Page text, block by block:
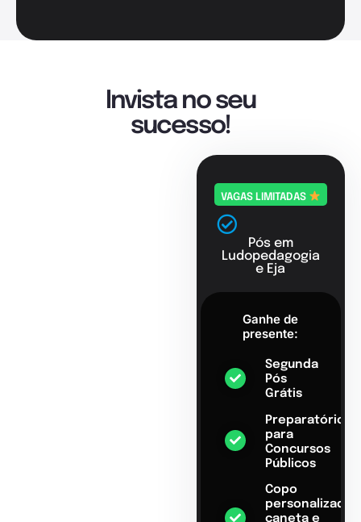
Invista no seu
sucesso!
VAGAS LIMITADAS
Pós em
Ludopedagogia
e Eja
Ganhe de
presente:
Segunda
Pós
Grátis
Preparatório
para
Concursos
Públicos
Copo
personalizado,
caneta e